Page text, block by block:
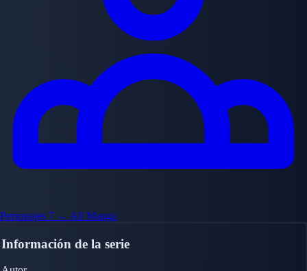
Personajes 7 ← All Manga
Información de la serie